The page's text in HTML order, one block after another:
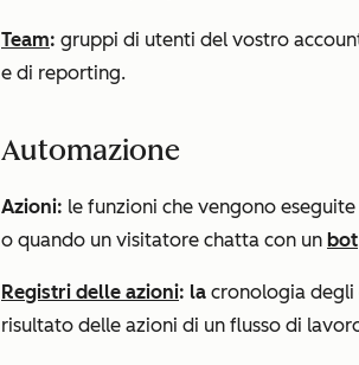
Team: gruppi di utenti del vostro
e di reporting.
Automazione
Azioni: le funzioni che vengono
o quando un visitatore chatta con un bot
Registri delle azioni: la cronologia degli
risultato delle azioni di un flusso di